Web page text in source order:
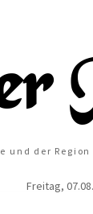
und der
Freitag,